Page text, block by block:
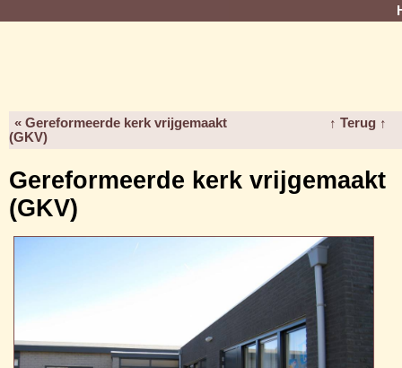
« Gereformeerde kerk vrijgemaakt
(GKV)
↑ Terug ↑
Gereformeerde kerk vrijgemaakt
(GKV)